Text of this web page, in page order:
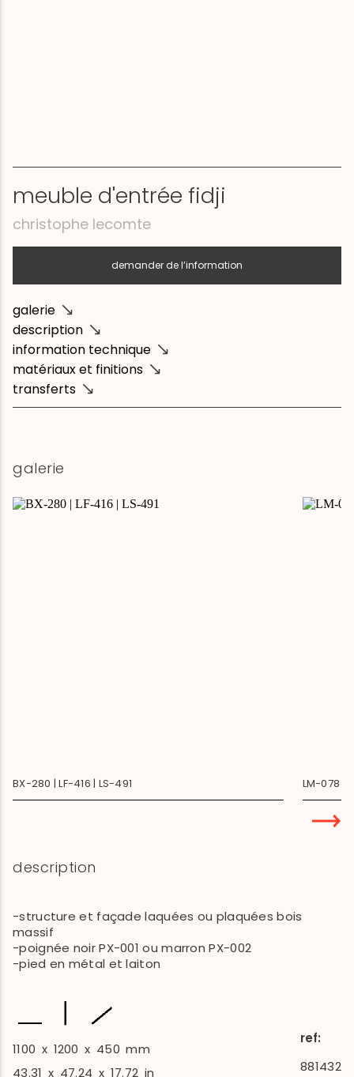
meuble d'entrée fidji
christophe lecomte
demander de l’information
galerie
description
information technique
matériaux et finitions
transferts
galerie
BX-280 | LF-416 | LS-491 LM-078 |
description
-structure et façade laquées ou plaquées bois
massif
-poignée noir PX-001 ou marron PX-002
-pied en métal et laiton
1100 x 1200 x 450 mm
43.31 x 47.24 x 17.72 in
ref:
881432